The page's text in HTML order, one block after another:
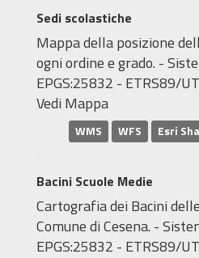
Sedi scolastiche
Mappa della posizione
ogni ordine e grado. -
EPGS:25832 - ETRS89/
Vedi Mappa
WMS WFS Esri
Bacini Scuole Medie
Cartografia dei Bacini
Comune di Cesena. -
EPGS:25832 - ETRS89/